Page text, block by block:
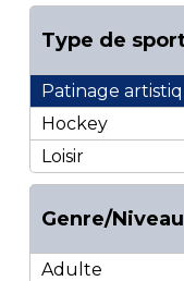
Type de
Patinage
Hockey
Loisir
Genre/Niveau
Adulte